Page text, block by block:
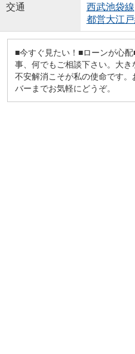
交通
西武池袋線
都営大江
■今すぐ見たい！■ローンが心
事、何でもご相談下さい。大
不安解消こそが私の使命です
バーまでお気軽にどうぞ。